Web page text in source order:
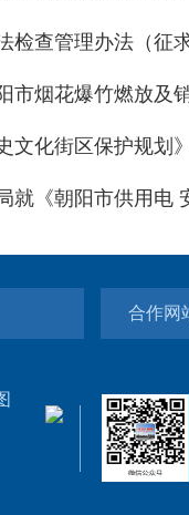
文化街区保护规划
合作网